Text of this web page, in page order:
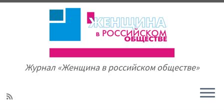
Журнал «Женщина в российском обществе»